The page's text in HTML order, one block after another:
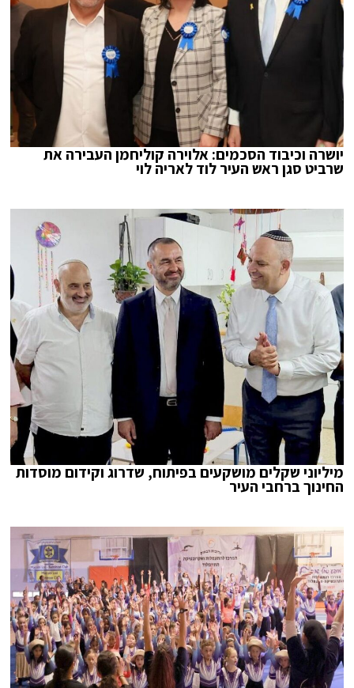
יושרה וכיבוד הסכמים: אלוירה קוליחמן העבירה את
שרביט סגן ראש העיר לוד לאריה לוי
מיליוני שקלים מושקעים בפיתוח, שדרוג וקידום מוסדות
החינוך ברחבי העיר